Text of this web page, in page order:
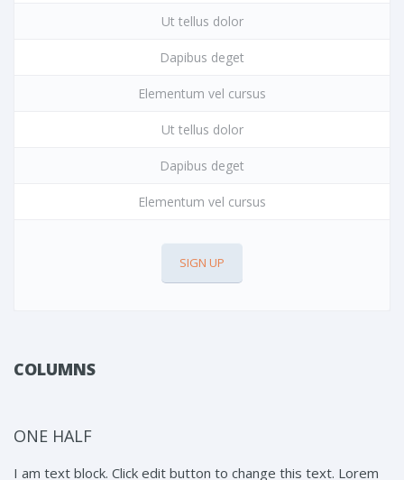
Ut tellus dolor
Dapibus deget
Elementum vel cursus
Ut tellus dolor
Dapibus deget
Elementum vel cursus
SIGN UP
COLUMNS
ONE HALF
I am text block. Click edit button to change this text. Lorem